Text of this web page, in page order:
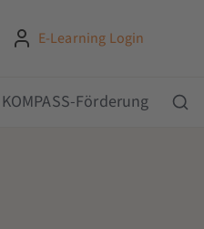
E-Learning Login
KOMPASS-Förderung